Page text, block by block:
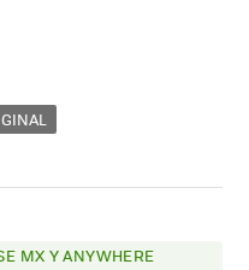
MX Y ANYWHERE